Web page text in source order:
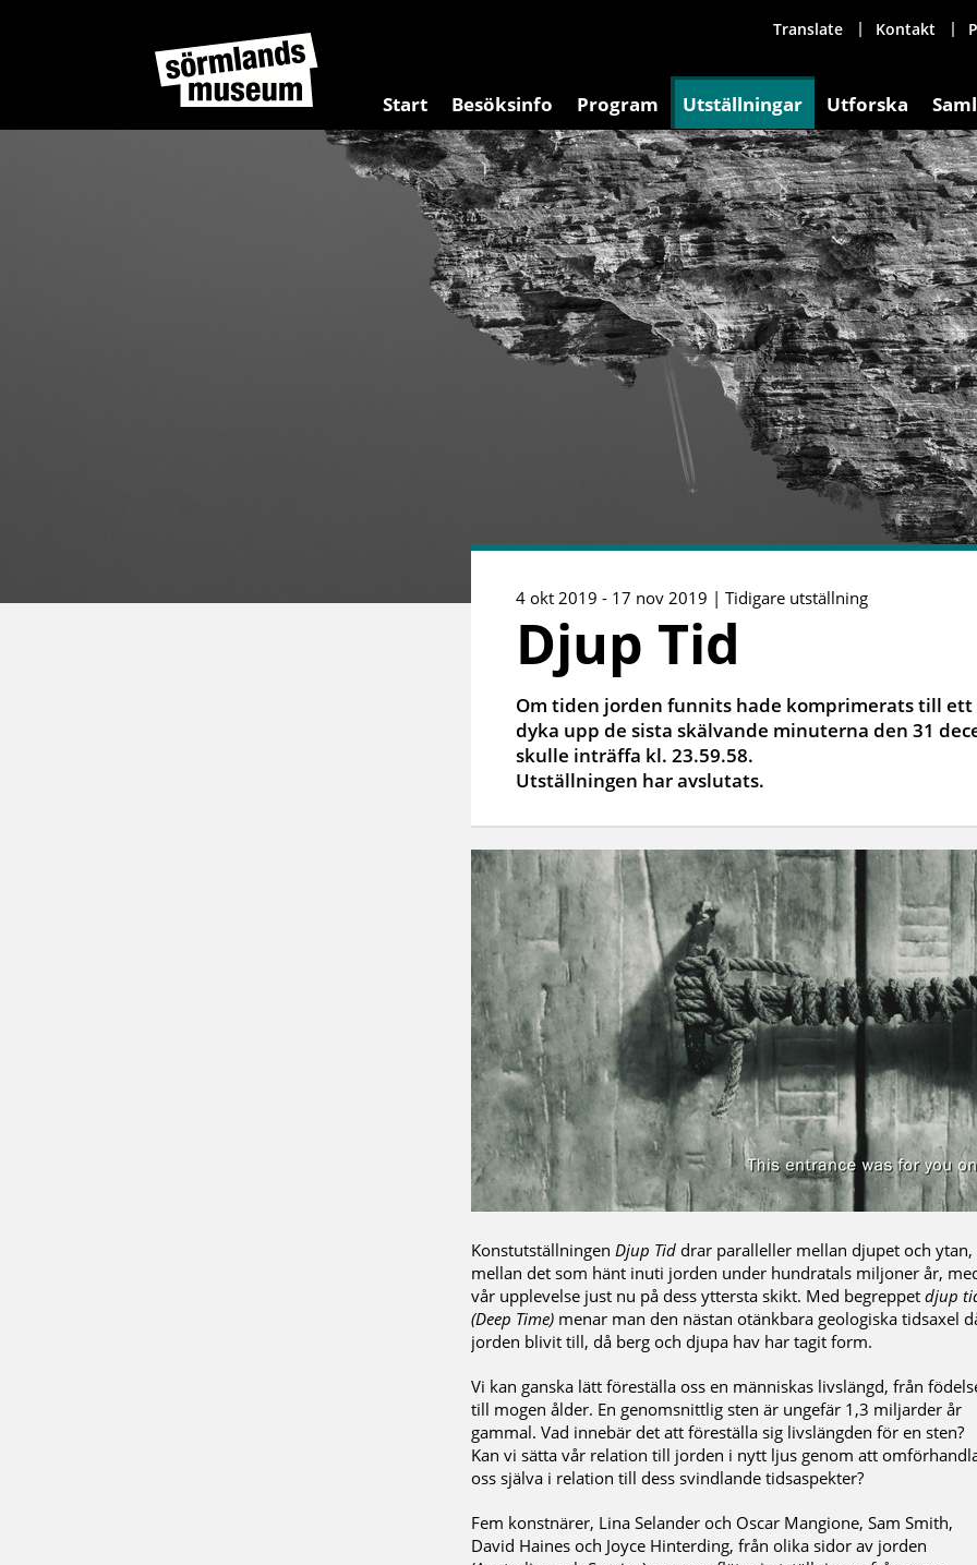
Translate Kontakt
Start Besöksinfo Program Utställningar Utforska
4 okt 2019 - 17 nov 2019 | Tidigare utställning
Djup Tid
Om tiden jorden funnits hade komprimerats till ett
dyka upp de sista skälvande minuterna den 31
skulle inträffa kl. 23.59.58.
Utställningen har avslutats.
Konstutställningen Djup Tid drar paralleller mellan djupet och ytan,
mellan det som hänt inuti jorden under hundratals miljoner år,
vår upplevelse just nu på dess yttersta skikt. Med begreppet djup
(Deep Time) menar man den nästan otänkbara geologiska tidsaxel
jorden blivit till, då berg och djupa hav har tagit form.
Vi kan ganska lätt föreställa oss en människas livslängd, från
till mogen ålder. En genomsnittlig sten är ungefär 1,3 miljarder år
gammal. Vad innebär det att föreställa sig livslängden för en sten?
Kan vi sätta vår relation till jorden i nytt ljus genom att
oss själva i relation till dess svindlande tidsaspekter?
Fem konstnärer, Lina Selander och Oscar Mangione, Sam Smith,
David Haines och Joyce Hinterding, från olika sidor av jorden